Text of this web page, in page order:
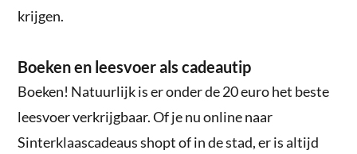
krijgen.
Boeken en leesvoer als cadeautip
Boeken! Natuurlijk is er onder de 20 euro het beste
leesvoer verkrijgbaar. Of je nu online naar
Sinterklaascadeaus shopt of in de stad, er is altijd